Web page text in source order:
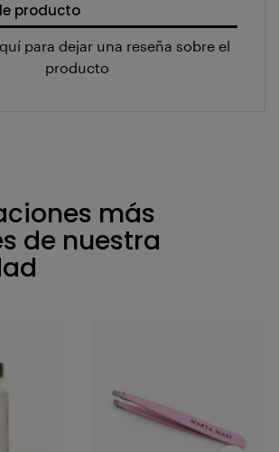
producto
para dejar una reseña sobre el
producto
más
de nuestra